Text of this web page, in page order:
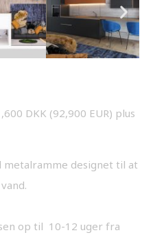
DKK (92,900 EUR) plus
metalramme designet til at
op til 10-12 uger fra